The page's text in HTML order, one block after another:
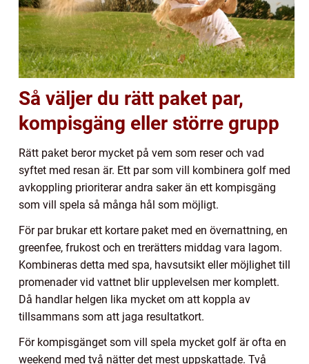
Så väljer du rätt paket par,
kompisgäng eller större grupp
Rätt paket beror mycket på vem som reser och vad
syftet med resan är. Ett par som vill kombinera golf med
avkoppling prioriterar andra saker än ett kompisgäng
som vill spela så många hål som möjligt.
För par brukar ett kortare paket med en övernattning, en
greenfee, frukost och en trerätters middag vara lagom.
Kombineras detta med spa, havsutsikt eller möjlighet till
promenader vid vattnet blir upplevelsen mer komplett.
Då handlar helgen lika mycket om att koppla av
tillsammans som att jaga resultatkort.
För kompisgänget som vill spela mycket golf är ofta en
weekend med två nätter det mest uppskattade. Två